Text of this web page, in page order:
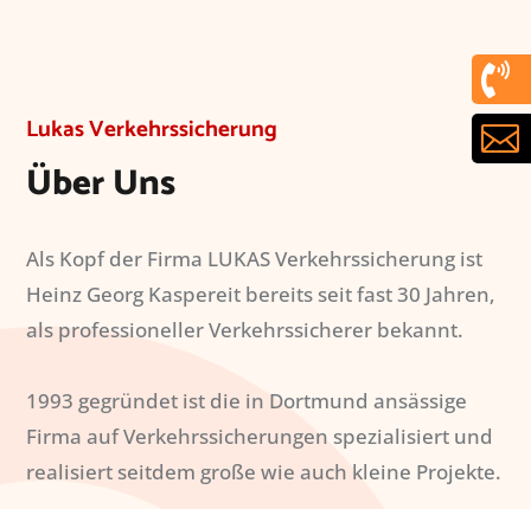
Lukas Verkehrssicherung
Über Uns
Als Kopf der Firma LUKAS Verkehrssicherung ist
Heinz Georg Kaspereit bereits seit fast 30 Jahren,
als professioneller Verkehrssicherer bekannt.
1993 gegründet ist die in Dortmund ansässige
Firma auf Verkehrssicherungen spezialisiert und
realisiert seitdem große wie auch kleine Projekte.

